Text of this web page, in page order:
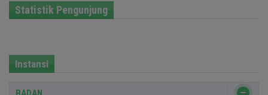
Statistik Pengunjung
Instansi